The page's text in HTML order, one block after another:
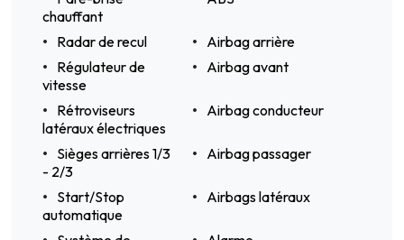
chauffant
Radar de recul
Airbag arrière
Régulateur de
vitesse
Airbag avant
Rétroviseurs
latéraux électriques
Airbag conducteur
Sièges arrières 1/3
- 2/3
Airbag passager
Start/Stop
automatique
Airbags latéraux